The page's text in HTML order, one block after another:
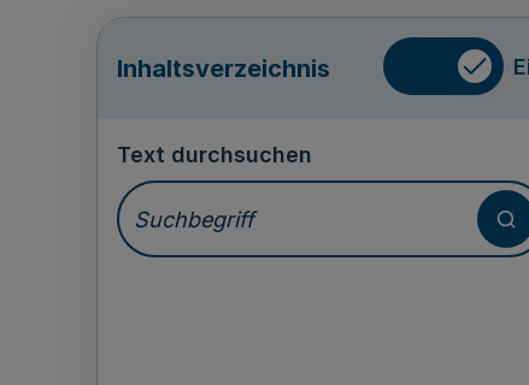
Inhaltsverzeichnis
Text durchsuchen